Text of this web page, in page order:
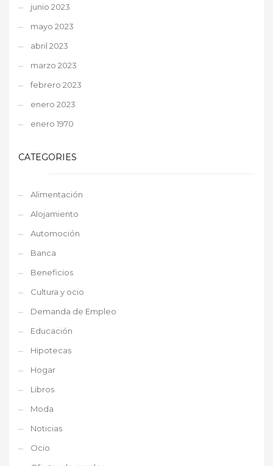
junio 2023
mayo 2023
abril 2023
marzo 2023
febrero 2023
enero 2023
enero 1970
CATEGORIES
Alimentación
Alojamiento
Automoción
Banca
Beneficios
Cultura y ocio
Demanda de Empleo
Educación
Hipotecas
Hogar
Libros
Moda
Noticias
Ocio